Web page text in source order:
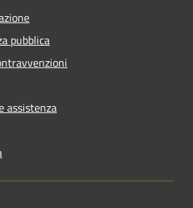
pubblica
assistenza